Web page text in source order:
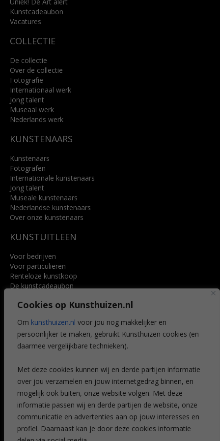
Cookies op Kunsthuizen.nl
Om kunsthuizen.nl voor jou nog makkelijker en
persoonlijker te maken, gebruikt Kunsthuizen cookies (en
daarmee vergelijkbare technieken).
Met deze cookies kunnen wij en derde partijen informatie
over jou verzamelen en jouw internetgedrag binnen, en
mogelijk ook buiten, onze website volgen. Met deze
informatie passen wij en derde partijen de website, onze
communicatie en advertenties aan op jouw interesses en
profiel. Daarnaast kan je door deze cookies informatie
Lees meer
Kunstcadeaubon
Vacatures
COLLECTIE
De collectie
Over de collectie
Fotografie
Internationaal werk
Jong talent
Museaal werk
Nederlands werk
KUNSTENAARS
Kunstenaars
Fotografen
Internationale kunstenaars
Jong talent
Museale kunstenaars
Nederlandse kunstenaars
Over onze kunstenaars
KUNSTUITLEEN
Voor bedrijven
Voor particulieren
Renteloze kunstkoop
De kunstcadeaubon
Voordelen
Veelgestelde vragen
CONTACT
Leiden
Amsterdam
Breda
Favorieten
Mijn art alert